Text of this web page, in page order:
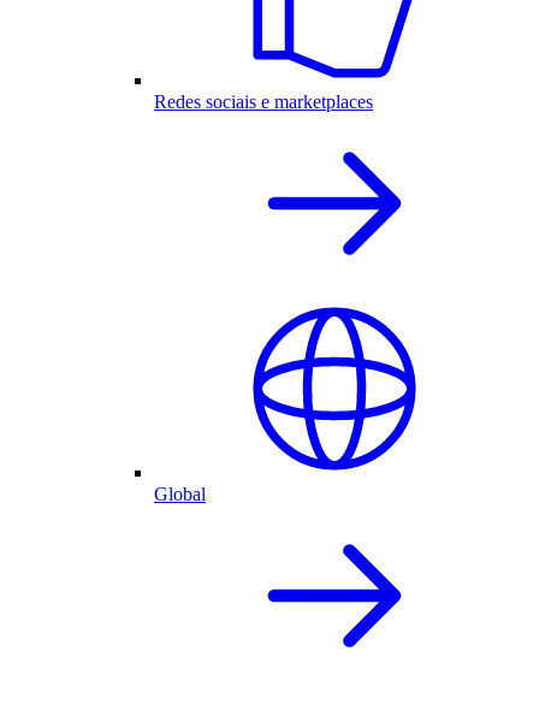
Redes sociais e marketplaces
Global